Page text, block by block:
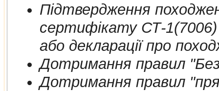
Пiдтвердження
сертифiкату СТ-
або декларації про
Дотримання правил
Дотримання правил